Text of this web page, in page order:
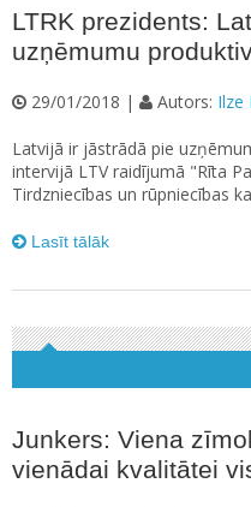
LTRK prezidents:
uzņēmumu
29/01/2018 | Autors: Ilze
Latvijā ir jāstrādā pie
intervijā LTV raidījumā "Rīta
Tirdzniecības un rūpniecības
Lasīt tālāk
Junkers: Viena
vienādai kvalitātei